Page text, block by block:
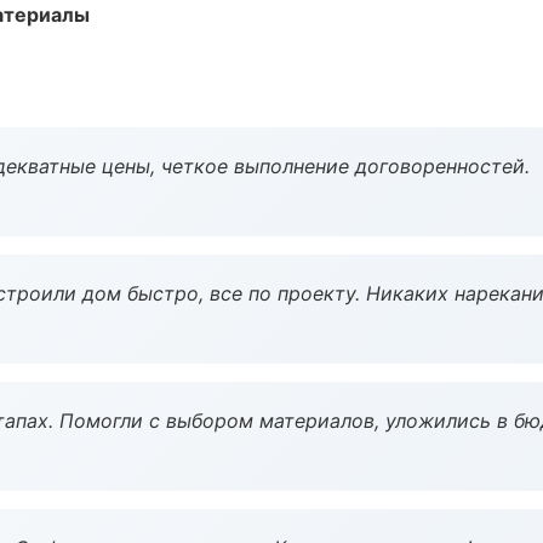
цены, четкое выполнение договоренностей.
дом быстро, все по проекту. Никаких
Помогли с выбором материалов, уложились в